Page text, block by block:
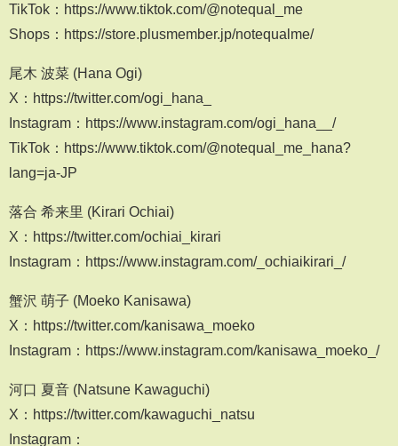
TikTok：https://www.tiktok.com/@notequal_me
Shops：https://store.plusmember.jp/notequalme/
尾木 波菜 (Hana Ogi)
X：https://twitter.com/ogi_hana_
Instagram：https://www.instagram.com/ogi_hana__/
TikTok：https://www.tiktok.com/@notequal_me_hana?
lang=ja-JP
落合 希来里 (Kirari Ochiai)
X：https://twitter.com/ochiai_kirari
Instagram：https://www.instagram.com/_ochiaikirari_/
蟹沢 萌子 (Moeko Kanisawa)
X：https://twitter.com/kanisawa_moeko
Instagram：https://www.instagram.com/kanisawa_moeko_/
河口 夏音 (Natsune Kawaguchi)
X：https://twitter.com/kawaguchi_natsu
Instagram：